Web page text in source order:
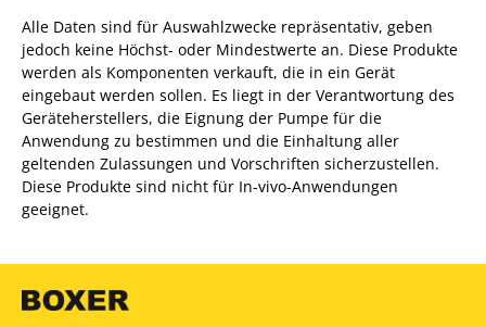
Alle Daten sind für Auswahlzwecke repräsentativ, geben
jedoch keine Höchst- oder Mindestwerte an. Diese Produkte
werden als Komponenten verkauft, die in ein Gerät
eingebaut werden sollen. Es liegt in der Verantwortung des
Geräteherstellers, die Eignung der Pumpe für die
Anwendung zu bestimmen und die Einhaltung aller
geltenden Zulassungen und Vorschriften sicherzustellen.
Diese Produkte sind nicht für In-vivo-Anwendungen
geeignet.